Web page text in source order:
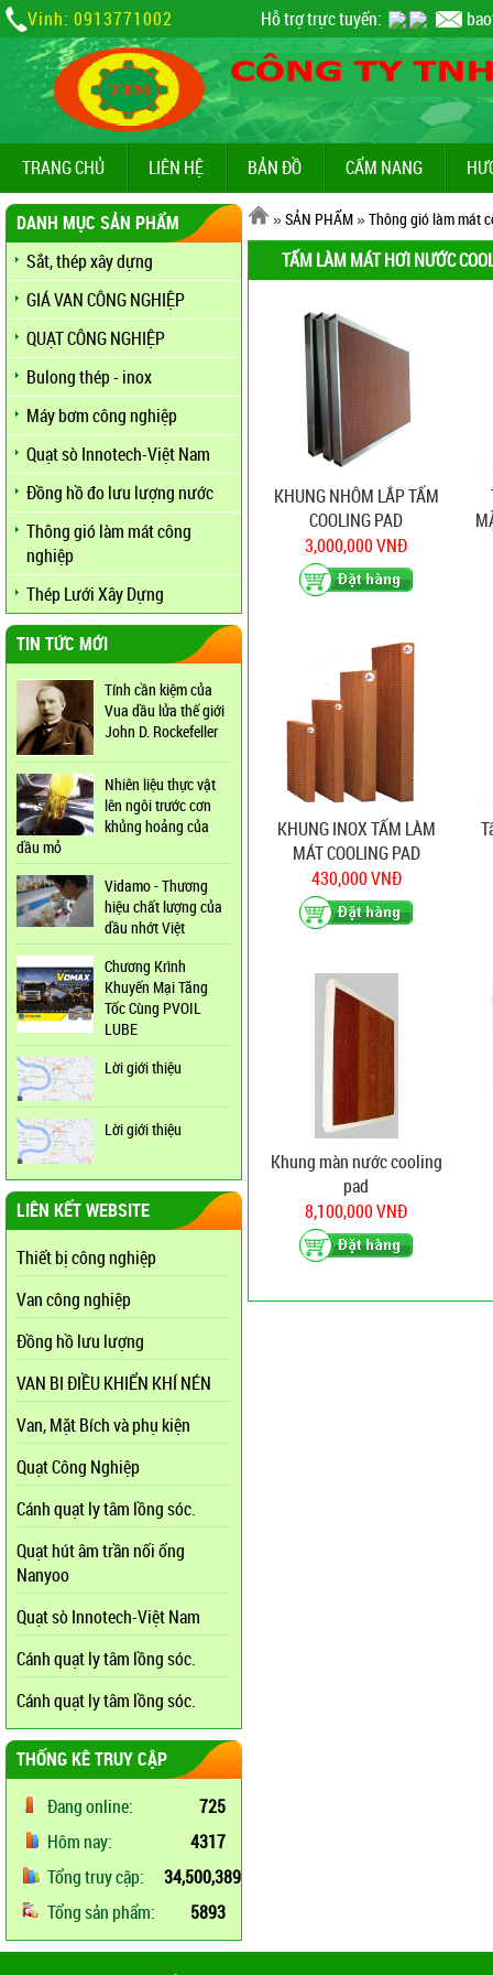
Vinh: 0913771002 Hỗ trợ trực tuyến:
TRANG CHỦ LIÊN HỆ BẢN ĐỒ CẨM NANG
DANH MỤC SẢN PHẨM
Sắt, thép xây dựng
GIÁ VAN CÔNG NGHIỆP
QUẠT CÔNG NGHIỆP
Bulong thép - inox
Máy bơm công nghiệp
Quạt sò Innotech-Việt Nam
Đồng hồ đo lưu lượng nước
Thông gió làm mát công
nghiệp
Thép Lưới Xây Dựng
TIN TỨC MỚI
Tính cần kiệm của
Vua dầu lửa thế giới
John D. Rockefeller
Nhiên liệu thực vật
lên ngôi trước cơn
khủng hoảng của
dầu mỏ
Vidamo - Thương
hiệu chất lượng của
dầu nhớt Việt
Chương Krình
Khuyến Mại Tăng
Tốc Cùng PVOIL
LUBE
Lời giới thiệu
Lời giới thiệu
LIÊN KẾT WEBSITE
Thiết bị công nghiệp
Van công nghiệp
Đồng hồ lưu lượng
VAN BI ĐIỀU KHIỂN KHÍ NÉN
Van, Mặt Bích và phụ kiện
Quạt Công Nghiệp
Cánh quạt ly tâm lồng sóc.
Quạt hút âm trần nối ống
Nanyoo
Quạt sò Innotech-Việt Nam
Cánh quạt ly tâm lồng sóc.
Cánh quạt ly tâm lồng sóc.
THỐNG KÊ TRUY CẬP
Đang online:
725
Hôm nay:
4317
Tổng truy cập:
34,500,389
Tổng sản phẩm:
5893
»SẢN PHẨM»Thông gió làm mát
TẤM LÀM MÁT HƠI NƯỚC
KHUNG NHÔM LẮP TẤM
COOLING PAD
3,000,000 VNĐ
KHUNG INOX TẤM LÀM
MÁT COOLING PAD
1800X600X150 mm
430,000 VNĐ
Khung màn nước cooling
pad
8,100,000 VNĐ